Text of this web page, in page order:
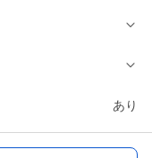
あり